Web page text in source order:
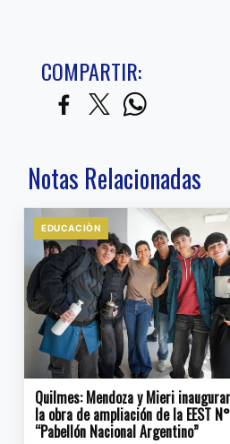
COMPARTIR:
Notas Relacionadas
EDUCACIÒN
Quilmes: Mendoza y Mieri
la obra de ampliación de la EEST
“Pabellón Nacional Argentino”